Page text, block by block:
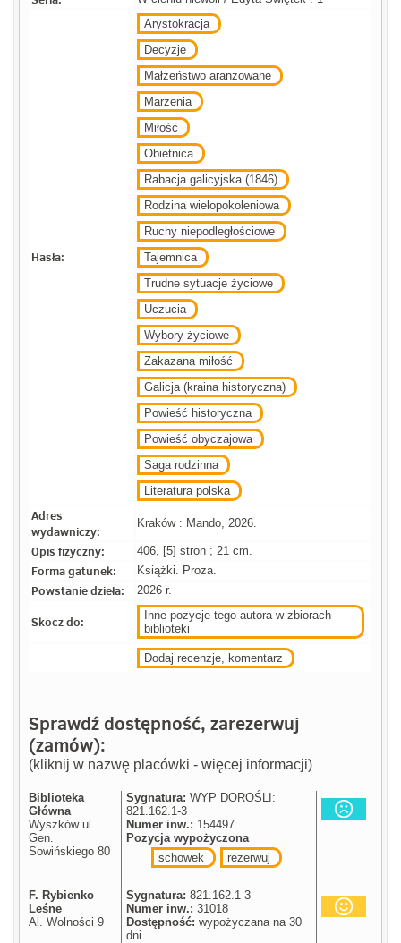
Hasła:
Arystokracja
Decyzje
Małżeństwo aranżowane
Marzenia
Miłość
Obietnica
Rabacja galicyjska (1846)
Rodzina wielopokoleniowa
Ruchy niepodległościowe
Tajemnica
Trudne sytuacje życiowe
Uczucia
Wybory życiowe
Zakazana miłość
Galicja (kraina historyczna)
Powieść historyczna
Powieść obyczajowa
Saga rodzinna
Literatura polska
Adres
wydawniczy:
Kraków : Mando, 2026.
Opis fizyczny: 406, [5] stron ; 21 cm.
Forma gatunek: Książki. Proza.
Powstanie dzieła: 2026 r.
Skocz do:
Inne pozycje tego autora w zbiorach
biblioteki
Dodaj recenzje, komentarz
Sprawdź dostępność, zarezerwuj
(zamów):
(kliknij w nazwę placówki - więcej informacji)
Biblioteka
Główna
Wyszków ul.
Gen.
Sowińskiego 80
Sygnatura: WYP DOROŚLI:
821.162.1-3
Numer inw.: 154497
Pozycja wypożyczona
schowek
rezerwuj
F. Rybienko
Leśne
Al. Wolności 9
Sygnatura: 821.162.1-3
Numer inw.: 31018
Dostępność: wypożyczana na 30
dni